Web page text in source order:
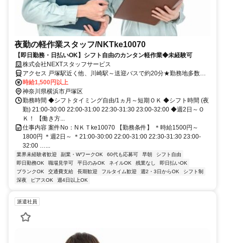
夜勤の軽作業スタッフ/NKTke10070
【即日勤務・日払いOK】シフト自由のカンタン軽作業◆未経験可
株式会社NEXTスタッフサービス
アクセス 戸塚駅近く他、川崎駅～送迎バスで約20分★勤務地多数あ
り！
時給1,500円以上
神奈川県横浜市戸塚区
勤務時間 ◆シフトタイミング自由/1ヵ月～短期ＯＫ ◆シフト時間 (夜
勤) 21:00-30:00 22:00-31:00 22:30-31:30 23:00-32:00 ◆週2日～Ｏ
Ｋ！ 【働き方...
仕事内容 案件No：NＫＴke10070 【勤務条件】 ＊時給1500円～
1800円 ＊週2日～ ＊21:00-30:00 22:00-31:00 22:30-31:30 23:00-
32:00 …...
業界未経験者歓迎 副業・WワークOK 60代も応募可 早朝
シフト自由
即日勤務OK
職場見学可 平日のみOK ネイルOK 残業なし
即日払いOK
ブランクOK
交通費支給 長期歓迎 フルタイム歓迎 週2・3日からOK
シフト制
深夜
ピアスOK 週4日以上OK
派遣社員